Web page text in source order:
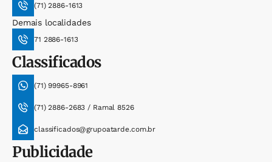
(71) 2886-1613
Demais localidades
71 2886-1613
Classificados
(71) 99965-8961
(71) 2886-2683 / Ramal 8526
classificados@grupoatarde.com.br
Publicidade